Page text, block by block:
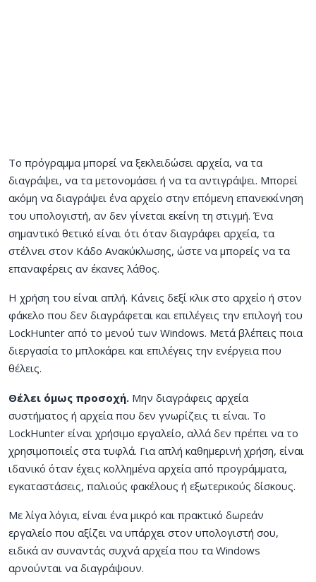
Το πρόγραμμα μπορεί να ξεκλειδώσει αρχεία, να τα
διαγράψει, να τα μετονομάσει ή να τα αντιγράψει. Μπορεί
ακόμη να διαγράψει ένα αρχείο στην επόμενη επανεκκίνηση
του υπολογιστή, αν δεν γίνεται εκείνη τη στιγμή. Ένα
σημαντικό θετικό είναι ότι όταν διαγράφει αρχεία, τα
στέλνει στον Κάδο Ανακύκλωσης, ώστε να μπορείς να τα
επαναφέρεις αν έκανες λάθος.
Η χρήση του είναι απλή. Κάνεις δεξί κλικ στο αρχείο ή στον
φάκελο που δεν διαγράφεται και επιλέγεις την επιλογή του
LockHunter από το μενού των Windows. Μετά βλέπεις ποια
διεργασία το μπλοκάρει και επιλέγεις την ενέργεια που
θέλεις.
Θέλει όμως προσοχή. Μην διαγράφεις αρχεία
συστήματος ή αρχεία που δεν γνωρίζεις τι είναι. Το
LockHunter είναι χρήσιμο εργαλείο, αλλά δεν πρέπει να το
χρησιμοποιείς στα τυφλά. Για απλή καθημερινή χρήση, είναι
ιδανικό όταν έχεις κολλημένα αρχεία από προγράμματα,
εγκαταστάσεις, παλιούς φακέλους ή εξωτερικούς δίσκους.
Με λίγα λόγια, είναι ένα μικρό και πρακτικό δωρεάν
εργαλείο που αξίζει να υπάρχει στον υπολογιστή σου,
ειδικά αν συναντάς συχνά αρχεία που τα Windows
αρνούνται να διαγράψουν.